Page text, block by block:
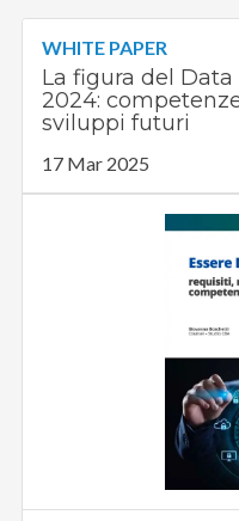
WHITE PAPER
La figura del
2024:
sviluppi futuri
17 Mar 2025